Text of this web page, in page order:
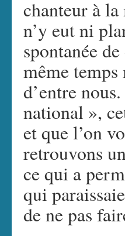
chanteur à
n’y eut ni
spontanée
même
d’entre
national »,
et que l’on
retrouvons
ce qui a
qui
de ne pas